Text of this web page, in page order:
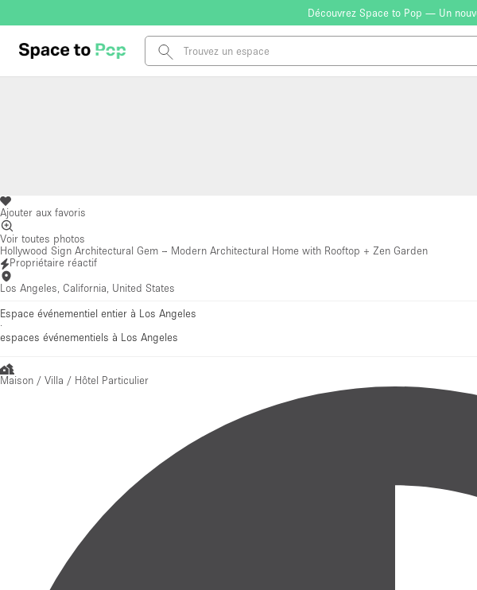
Découvrez Space to Pop — Un
Ajouter aux favoris
Voir toutes photos
Hollywood Sign Architectural Gem – Modern Architectural Home with Rooftop + Zen Garden
Propriétaire réactif
Los Angeles, California, United States
Espace événementiel entier à Los Angeles
·
espaces événementiels à Los Angeles
Maison / Villa / Hôtel Particulier